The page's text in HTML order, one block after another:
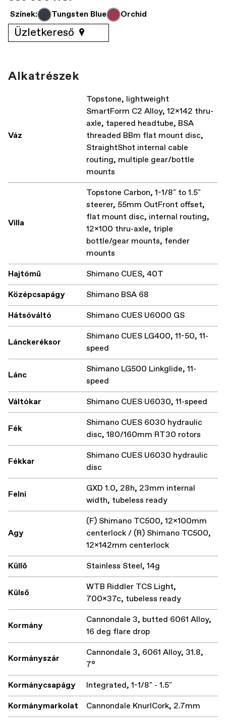
Színek: Tungsten Blue Orchid
Üzletkereső
Alkatrészek
Váz
Topstone, lightweight
SmartForm C2 Alloy, 12x142 thru-
axle, tapered headtube, BSA
threaded BBm flat mount disc,
StraightShot internal cable
routing, multiple gear/bottle
mounts
Villa
Topstone Carbon, 1-1/8" to 1.5"
steerer, 55mm OutFront offset,
flat mount disc, internal routing,
12x100 thru-axle, triple
bottle/gear mounts, fender
mounts
Hajtómű
Shimano CUES, 40T
Középcsapágy
Shimano BSA 68
Hátsóváltó
Shimano CUES U6000 GS
Lánckeréksor
Shimano CUES LG400, 11-50, 11-
speed
Lánc
Shimano LG500 Linkglide, 11-
speed
Váltókar
Shimano CUES U6030, 11-speed
Fék
Shimano CUES 6030 hydraulic
disc, 180/160mm RT30 rotors
Fékkar
Shimano CUES U6030 hydraulic
disc
Felni
GXD 1.0, 28h, 23mm internal
width, tubeless ready
Agy
(F) Shimano TC500, 12x100mm
centerlock / (R) Shimano TC500,
12x142mm centerlock
Küllő
Stainless Steel, 14g
Külső
WTB Riddler TCS Light,
700x37c, tubeless ready
Kormány
Cannondale 3, butted 6061 Alloy,
16 deg flare drop
Kormányszár
Cannondale 3, 6061 Alloy, 31.8,
7°
Kormánycsapágy
Integrated, 1-1/8" - 1.5"
Kormánymarkolat
Cannondale KnurlCork, 2.7mm